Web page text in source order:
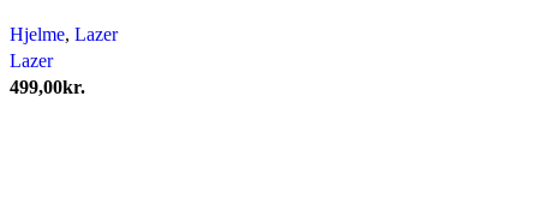
Hjelme, Lazer
Lazer
499,00kr.